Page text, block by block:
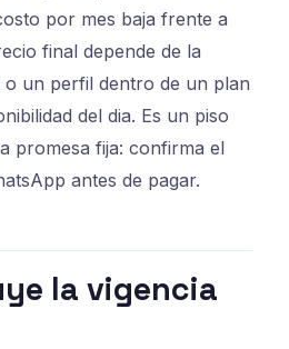
por mes baja frente a
final depende de la
o un perfil dentro de un plan
del dia. Es un piso
promesa fija: confirma el
antes de pagar.
la vigencia